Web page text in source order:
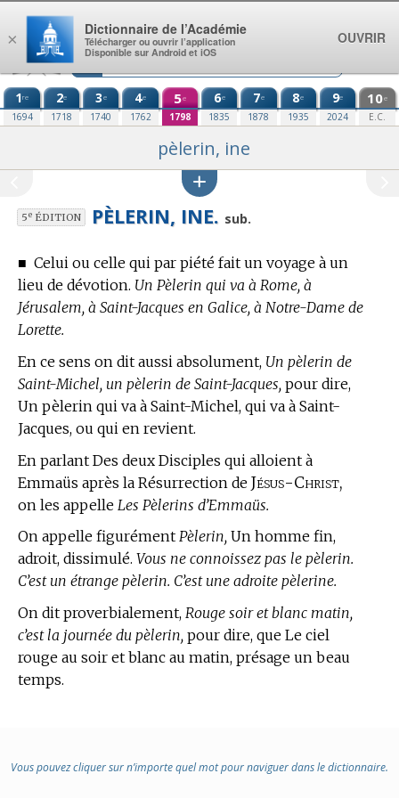
Aller au contenu
1re
1694
2e
1718
3e
1740
4e
1762
5e
1798
6e
1835
7e
1878
8e
1935
9e
2024
10e
E.C.
pèlerin, ine
5eÉDITION PÈLERIN, INE. sub.
■ Celui ou celle qui par piété fait un voyage à un
lieu de dévotion. Un Pèlerin qui va à Rome, à
Jérusalem, à Saint-Jacques en Galice, à Notre-Dame de
Lorette.
En ce sens on dit aussi absolument, Un pèlerin de
Saint-Michel, un pèlerin de Saint-Jacques, pour dire,
Un pèlerin qui va à Saint-Michel, qui va à Saint-
Jacques, ou qui en revient.
En parlant Des deux Disciples qui alloient à
Emmaüs après la Résurrection de Jésus-Christ,
on les appelle Les Pèlerins d’Emmaüs.
On appelle figurément Pèlerin, Un homme fin,
adroit, dissimulé. Vous ne connoissez pas le pèlerin.
C’est un étrange pèlerin. C’est une adroite pèlerine.
On dit proverbialement, Rouge soir et blanc matin,
c’est la journée du pèlerin, pour dire, que Le ciel
rouge au soir et blanc au matin, présage un beau
temps.
Vous pouvez cliquer sur n’importe quel mot pour naviguer dans le dictionnaire.
×
Dictionnaire de l’Académie
Télécharger ou ouvrir l’application
Disponible sur Android et iOS
OUVRIR